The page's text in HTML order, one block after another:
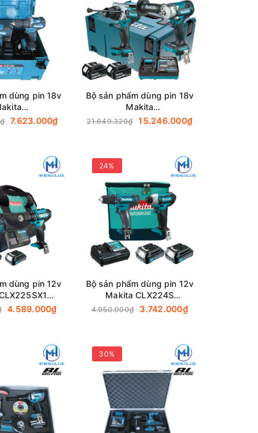
dùng pin 18v
7.623.000₫
Bộ sản phẩm dùng pin 18v
Makita
DLX2419JX2(DHP486Z+DTW300Z)
21.649.320₫ 15.246.000₫
dùng pin 12v
4.589.000₫
24%
Bộ sản phẩm dùng pin 12v
Makita CLX224S
(TD110D+DF333D)
4.950.000₫ 3.742.000₫
30%